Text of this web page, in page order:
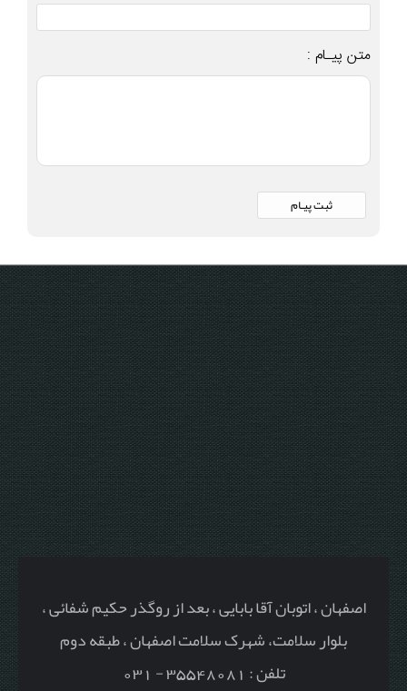
متن پیـام :
اصفهان ، اتوبان آقا بابایی ، بعد از روگذر حکیم شفائی ،
بلوار سلامت، شهرک سلامت اصفهان ، طبقه دوم
تلفن : 35548081 - 031